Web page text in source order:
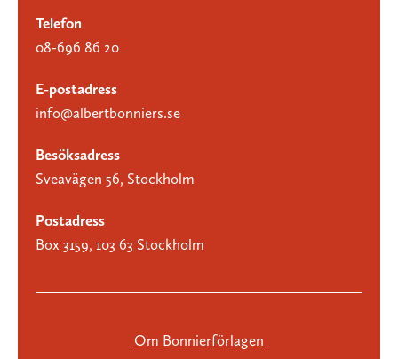
Telefon
08-696 86 20
E-postadress
info@albertbonniers.se
Besöksadress
Sveavägen 56, Stockholm
Postadress
Box 3159, 103 63 Stockholm
Om Bonnierförlagen